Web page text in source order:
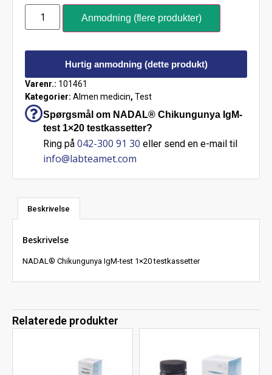
Anmodning (flere produkter)
Hurtig anmodning (dette produkt)
Varenr.: 101461
Kategorier: Almen medicin, Test
Spørgsmål om NADAL® Chikungunya IgM-
test 1×20 testkassetter?
Ring på 042-300 91 30 eller send en e-mail til
info@labteamet.com
Beskrivelse
Beskrivelse
NADAL® Chikungunya IgM-test 1×20 testkassetter
Relaterede produkter